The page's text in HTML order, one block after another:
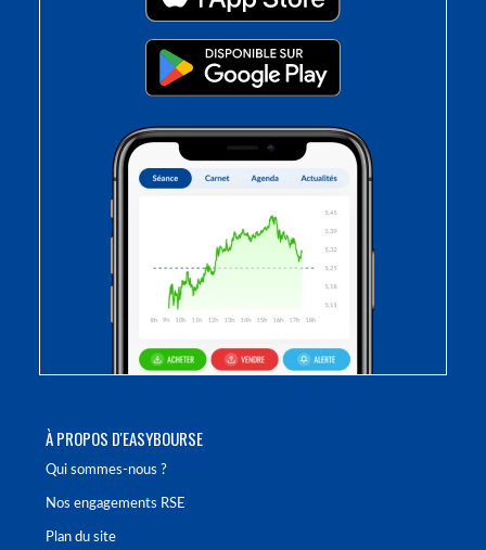
À PROPOS D'EASYBOURSE
Qui sommes-nous ?
Nos engagements RSE
Plan du site